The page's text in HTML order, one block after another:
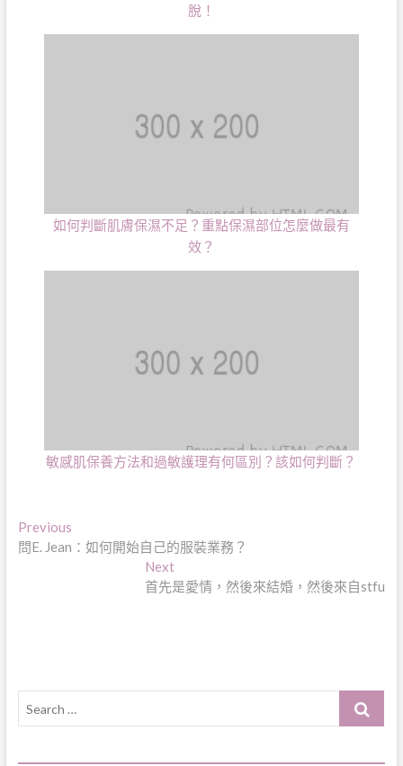
脫！
如何判斷肌膚保濕不足？重點保濕部位怎麼做最有
效？
敏感肌保養方法和過敏護理有何區別？該如何判斷？
文
章
PreviousPrevious
post:
問E. Jean：如何開始自己的服裝業務？
NextNext
post:
首先是愛情，然後來結婚，然後來自stfu
Search